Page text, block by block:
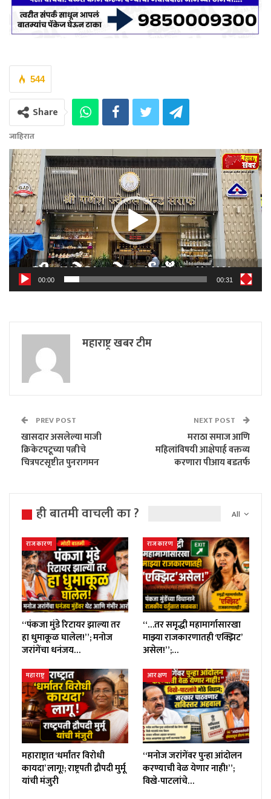
544
Share
जाहिरात
Video
Player
00:00 00:31
महाराष्ट्र खबर टीम
PREV POST
खासदार असलेल्या माजी
क्रिकेटपटूच्या पत्नीचे
चित्रपटसृष्टीत पुनरागमन
NEXT POST
मराठा समाज आणि
महिलांविषयी आक्षेपार्ह वक्तव्य
करणारा पीआय बडतर्फ
All
ही बातमी वाचली का ?
राजकारण
“पंकजा मुंडे रिटायर झाल्या तर
हा धुमाकूळ घालेल!”; मनोज
जरांगेंचा धनंजय…
राजकारण
“…तर समृद्धी महामार्गासारखा
माझ्या राजकारणातही ‘एक्झिट’
असेल!”;…
महाराष्ट्र
महाराष्ट्रात ‘धर्मांतर विरोधी
कायदा’ लागू!; राष्ट्रपती द्रौपदी मुर्मू
यांची मंजुरी
आरक्षण
“मनोज जरांगेंवर पुन्हा आंदोलन
करण्याची वेळ येणार नाही!”;
विखे-पाटलांचे…